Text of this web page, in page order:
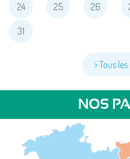
24 25 26
31
> Tous
NOS